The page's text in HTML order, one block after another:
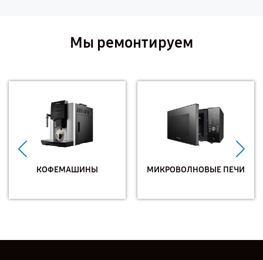
Мы ремонтируем
КОФЕМАШИНЫ МИКРОВОЛНОВЫЕ ПЕЧИ